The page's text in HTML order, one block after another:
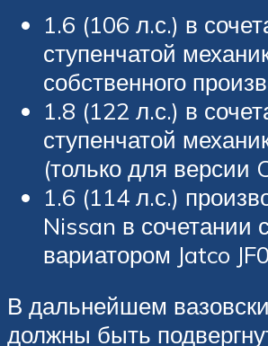
1.6 (106 л.с.) в
ступенчатой
собственного
1.8 (122 л.с.) в
ступенчатой
(только для версии
1.6 (114 л.с.)
Nissan в сочетании
вариатором Jatco
В дальнейшем
должны быть